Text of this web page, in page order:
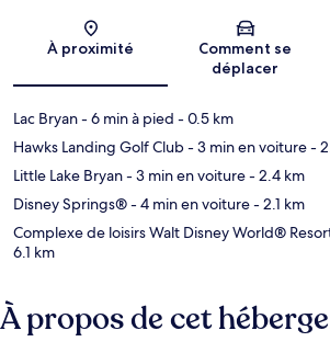
Carte
À proximité
Comment se
déplacer
Lac Bryan- 6 min à pied - 0.5 km
Hawks Landing Golf Club- 3 min en voiture-
Little Lake Bryan- 3 min en voiture- 2.4 km
Disney Springs®- 4 min en voiture- 2.1 km
Complexe de loisirs Walt Disney World®
6.1 km
À propos de cet